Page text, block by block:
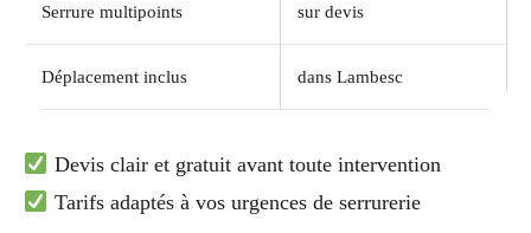
Serrure multipoints sur devis
Déplacement inclus dans Lambesc
Devis clair et gratuit avant toute intervention
Tarifs adaptés à vos urgences de serrurerie